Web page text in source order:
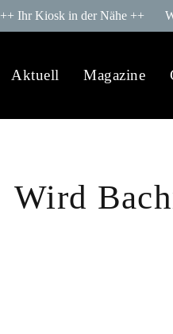
++ Ihr Kiosk in der Nähe ++
Aktuell Magazine
Wird